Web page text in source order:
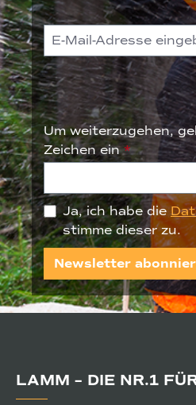
Um weiterzugehen,
Zeichen ein*
Ja, ich habe die
stimme dieser zu.
Newsletter
LAMM – DIE NR.1